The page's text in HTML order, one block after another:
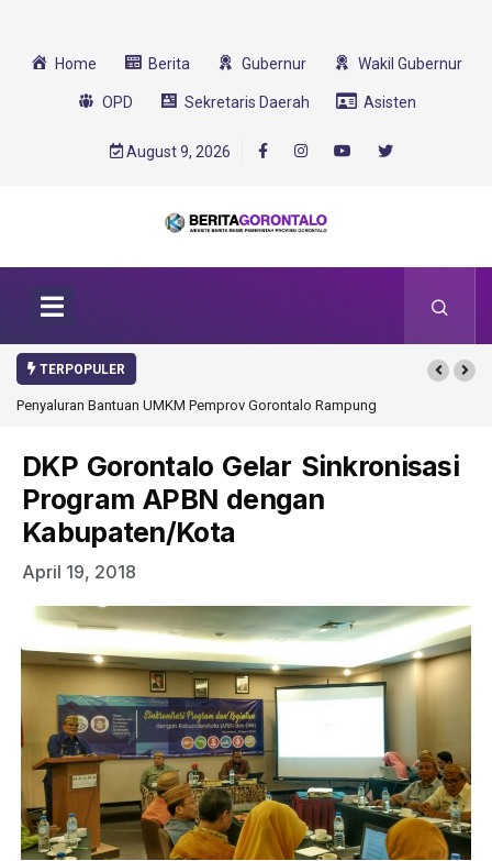
Home Berita Gubernur Wakil Gubernur
OPD Sekretaris Daerah Asisten
August 9, 2026
TERPOPULER
Penyaluran Bantuan UMKM Pemprov Gorontalo Rampung
DKP Gorontalo Gelar Sinkronisasi
Program APBN dengan
Kabupaten/Kota
April 19, 2018